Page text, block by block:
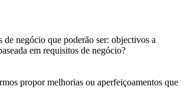
de negócio que poderão ser: objectivos a
em requisitos de negócio?
propor melhorias ou aperfeiçoamentos que